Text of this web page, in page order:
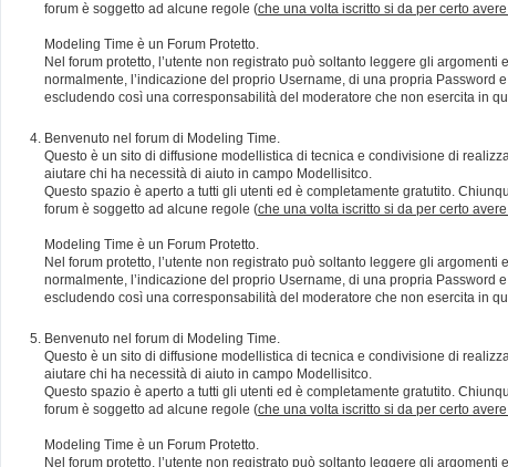
forum è soggetto ad alcune regole (che una volta iscritto si da per certo
Modeling Time è un Forum Protetto.
Nel forum protetto, l’utente non registrato può soltanto leggere gli
normalmente, l’indicazione del proprio Username, di una propria
escludendo così una corresponsabilità del moderatore che non esercita in
Benvenuto nel forum di Modeling Time.
Questo è un sito di diffusione modellistica di tecnica e condivisione di
aiutare chi ha necessità di aiuto in campo Modellisitco.
Questo spazio è aperto a tutti gli utenti ed è completamente gratutito.
forum è soggetto ad alcune regole (che una volta iscritto si da per certo
Modeling Time è un Forum Protetto.
Nel forum protetto, l’utente non registrato può soltanto leggere gli
normalmente, l’indicazione del proprio Username, di una propria
escludendo così una corresponsabilità del moderatore che non esercita in
Benvenuto nel forum di Modeling Time.
Questo è un sito di diffusione modellistica di tecnica e condivisione di
aiutare chi ha necessità di aiuto in campo Modellisitco.
Questo spazio è aperto a tutti gli utenti ed è completamente gratutito.
forum è soggetto ad alcune regole (che una volta iscritto si da per certo
Modeling Time è un Forum Protetto.
Nel forum protetto, l’utente non registrato può soltanto leggere gli